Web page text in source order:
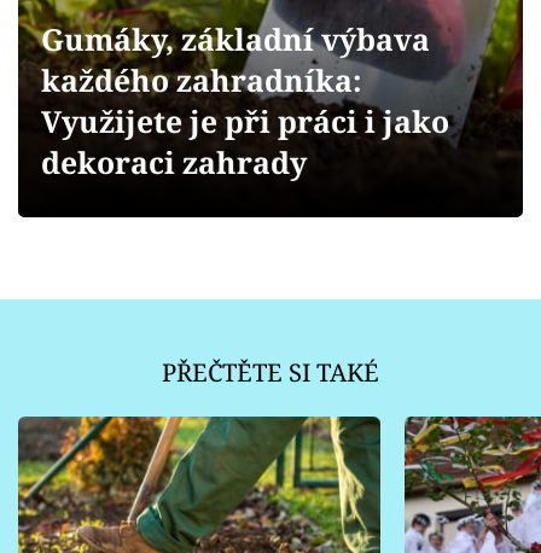
Přihlášení
Sledujte nás
Gumáky, základní výbava
každého zahradníka:
Využijete je při práci i jako
dekoraci zahrady
PŘEČTĚTE SI TAKÉ